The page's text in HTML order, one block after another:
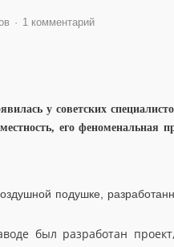
1 комментарий
у советских
его феноменальная
подушке,
был разработан